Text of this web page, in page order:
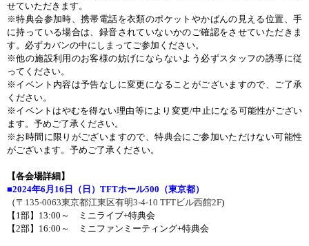
せていただきます。
※特典会参加時、携帯電話を衣類のポケットやかばんの見える位置、手
に持っている場合は、録音されていないかのご確認をさせていただきま
す。必ずカバンの中にしまってご参加ください。
※他の施設利用のお客様の妨げにならないよう必ずスタッフの誘導に従
ってください。
※イベント内容は予告なしに変更になることがございますので、ご了承
ください。
※イベントはやむを得ない理由等により変更/中止になる可能性がござい
ます。予めご了承ください。
※お時間に限りがございますので、特典会にご参加いただけない可能性
がございます。予めご了承ください。
【各会場詳細】
■2024年6月 16 日（日） TFTホール500 （東京都）
（〒 135-0063東京都江東区有明3-4-10 TFTビル西館2F)
【 1部】 13:00 ～ ミニライブ+特典会
【2部】 16:00 ～ ミニファンミーティング+特典会